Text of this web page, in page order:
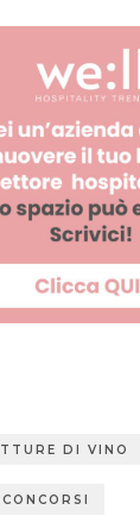
DI VINO